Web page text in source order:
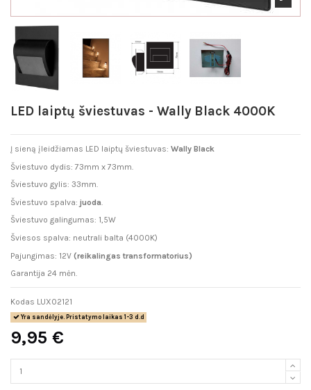
LED laiptų šviestuvas - Wally Black 4000K
Į sieną įleidžiamas LED laiptų šviestuvas: Wally Black
Šviestuvo dydis: 73mm x 73mm.
Šviestuvo gylis: 33mm.
Šviestuvo spalva: juoda
Šviestuvo galingumas: 1,5W
Šviesos spalva: neutrali balta (4000K)
Pajungimas: 12V (reikalingas transformatorius)
Garantija 24 mėn.
Kodas LUX02121
Yra sandėlyje. Pristatymo laikas 1-3 d.d
9,95 €